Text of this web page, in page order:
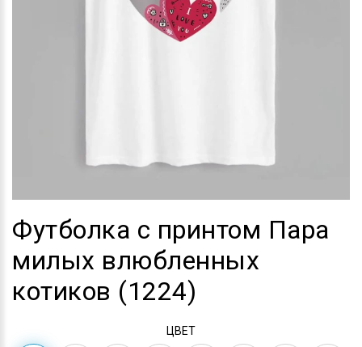
Футболка с принтом Пара
милых влюбленных
котиков (1224)
ЦВЕТ